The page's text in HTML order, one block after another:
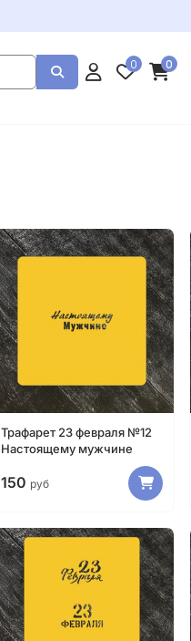
0 0
Трафарет 23 февраля №12
Настоящему мужчине
150 руб